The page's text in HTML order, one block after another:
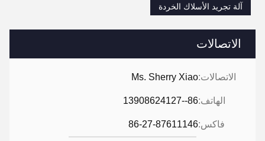
الاتصالات
الاتصالات:Ms. Sherry Xiao
الهاتف:86--13908624127
فاكس:86-27-87611146
آلة تجريد الأسلاك الخردة